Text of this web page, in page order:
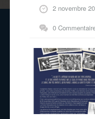
2 novembre
0